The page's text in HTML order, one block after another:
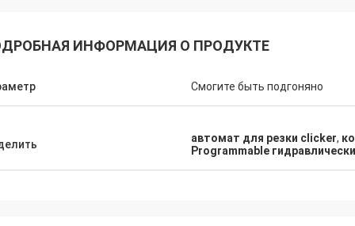
ИНФОРМАЦИЯ О ПРОДУКТЕ
Смогите быть подгоняно
автомат для резки clicker,
Programmable